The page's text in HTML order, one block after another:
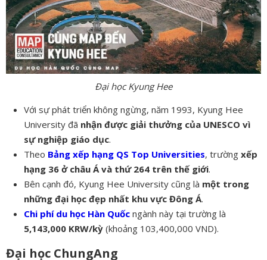
Đại học Kyung Hee
Với sự phát triển không ngừng, năm 1993, Kyung Hee
University đã nhận được giải thưởng của UNESCO vì
sự nghiệp giáo dục.
Theo Bảng xếp hạng QS Top Universities, trường xếp
hạng 36 ở châu Á và thứ 264 trên thế giới.
Bên cạnh đó, Kyung Hee University cũng là một trong
những đại học đẹp nhất khu vực Đông Á.
Chi phí du học Hàn Quốc ngành này tại trường là
5,143,000 KRW/kỳ (khoảng 103,400,000 VND).
Đại học ChungAng